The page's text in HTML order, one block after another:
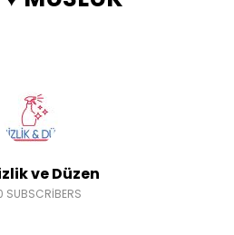
ve Düzen
SUBSCRIBERS